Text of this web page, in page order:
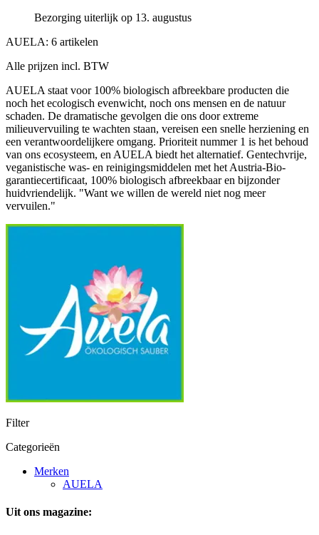
Bezorging uiterlijk op 13. augustus
AUELA: 6 artikelen
Alle prijzen incl. BTW
AUELA staat voor 100% biologisch afbreekbare producten die
noch het ecologisch evenwicht, noch ons mensen en de natuur
schaden. De dramatische gevolgen die ons door extreme
milieuvervuiling te wachten staan, vereisen een snelle herziening en
een verantwoordelijkere omgang. Prioriteit nummer 1 is het behoud
van ons ecosysteem, en AUELA biedt het alternatief. Gentechvrije,
veganistische was- en reinigingsmiddelen met het Austria-Bio-
garantiecertificaat, 100% biologisch afbreekbaar en bijzonder
huidvriendelijk. "Want we willen de wereld niet nog meer
vervuilen."
Filter
Categorieën
Merken
AUELA
Uit ons magazine: